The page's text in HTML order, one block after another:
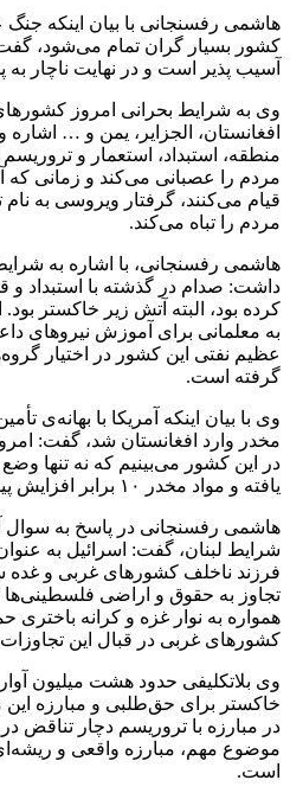
هاشمی رفسنجانی با بیان اینکه جنگ
کشور بسیار گران تمام می‌شود،
آسیب پذیر است و در نهایت ناچار
وی به شرایط بحرانی امروز
افغانستان، الجزایر، یمن و …
منطقه، استبداد، استعمار و
مردم را عصبانی می‌کند و زمانی که
قیام می‌کنند، گرفتار ویروسی به
مردم را تباه می‌کند.
هاشمی رفسنجانی، با اشاره به
داشت: صدام در گذشته با استبداد و
کرده بود، البته آتش زیر خاکستر
به معلمانی برای آموزش نیروهای
عظیم نفتی این کشور در اختیار
گرفته است.
وی با بیان اینکه آمریکا با بهانه‌ی
مخدر وارد افغانستان شد، گفت:
در این کشور می‌بینیم که نه تنها
یافته و مواد مخدر ۱۰ برابر افزایش پیدا کرده است.
هاشمی رفسنجانی در پاسخ به سوال
شرایط لبنان، گفت: اسرائیل به
فرزند ناخلف کشورهای غربی و
تجاوز به حقوق و اراضی
همواره به نوار غزه و کرانه باختری
کشورهای غربی در قبال این
وی بلاتکلیفی حدود هشت میلیون
خاکستر برای حق‌طلبی و مبارزه
در مبارزه با تروریسم دچار تناقض
موضوع مهم، مبارزه واقعی و
است.